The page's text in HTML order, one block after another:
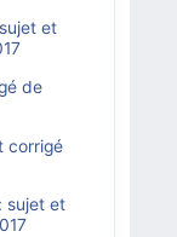
et
de
corrigé
sujet et